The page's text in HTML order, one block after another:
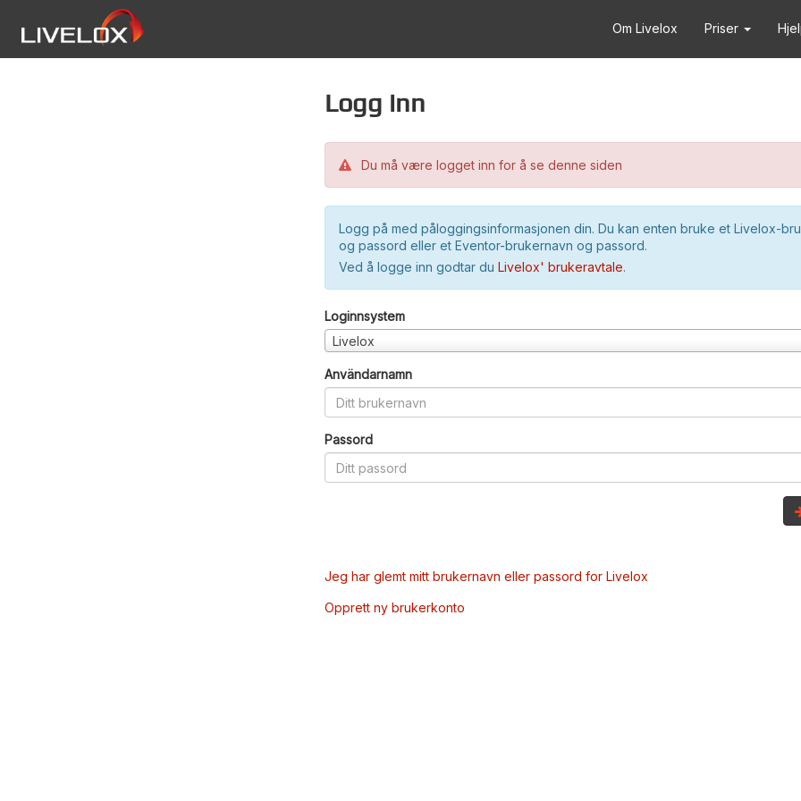
Om Livelox Priser
Logg inn
Du må være logget inn for å se denne siden
Logg på med påloggingsinformasjonen din. Du kan enten bruke et Livelox-
og passord eller et Eventor-brukernavn og passord.
Ved å logge inn godtar du Livelox' brukeravtale.
Loginnsystem
Livelox
Användarnamn
Passord
Jeg har glemt mitt brukernavn eller passord for Livelox
Opprett ny brukerkonto